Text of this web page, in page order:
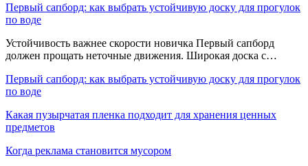
Первый сапборд: как выбрать устойчивую доску для прогулок
по воде
Устойчивость важнее скорости новичка Первый сапборд
должен прощать неточные движения. Широкая доска с…
Первый сапборд: как выбрать устойчивую доску для прогулок
по воде
Какая пузырчатая пленка подходит для хранения ценных
предметов
Когда реклама становится мусором